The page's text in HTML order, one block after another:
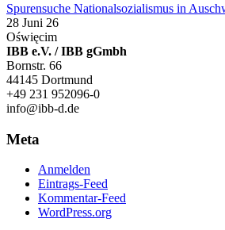
Spurensuche Nationalsozialismus in
28 Juni 26
Oświęcim
IBB e.V. / IBB gGmbh
Bornstr. 66
44145 Dortmund
+49 231 952096-0
info@ibb-d.de
Meta
Anmelden
Eintrags-Feed
Kommentar-Feed
WordPress.org